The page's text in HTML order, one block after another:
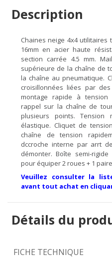
Description
Chaines neige 4x4
16mm en acier haute
section carrée 4.5 mm.
supérieure de la chaîne de
la chaîne au pneumatique.
croisillonnées liées par
montage rapide à tension
rappel sur la chaîne de
plusieurs points. Tension
élastique. Cliquet de
chaîne de tension
dccroche interne par arrt
démonter. Boîte semi-
pour équiper 2 roues + 1
Veuillez consulter la
avant tout achat en
Détails du
FICHE TECHNIQUE